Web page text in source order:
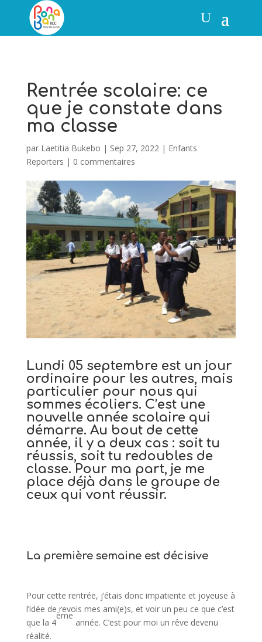
Rentrée scolaire: ce
que je constate dans
ma classe
par Laetitia Bukebo | Sep 27, 2022 | Enfants
Reporters | 0 commentaires
Lundi 05 septembre est un jour
ordinaire pour les autres, mais
particulier pour nous qui
sommes écoliers. C’est une
nouvelle année scolaire qui
démarre. Au bout de cette
année, il y a deux cas : soit tu
réussis, soit tu redoubles de
classe. Pour ma part, je me
place déjà dans le groupe de
ceux qui vont réussir.
La première semaine est décisive
Pour cette rentrée, j’étais donc impatiente et joyeuse à
l’idée de revois mes ami(e)s, et voir un peu ce que c’est
que la 4
ème
année. C’est pour moi un rêve devenu
réalité.